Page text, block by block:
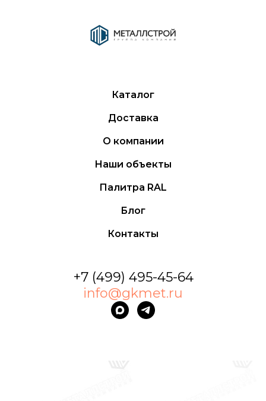
Каталог
Доставка
О компании
Наши объекты
Палитра RAL
Блог
Контакты
+7 (499) 495-45-64
info@gkmet.ru